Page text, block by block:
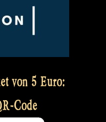
von 5 Euro:
Code